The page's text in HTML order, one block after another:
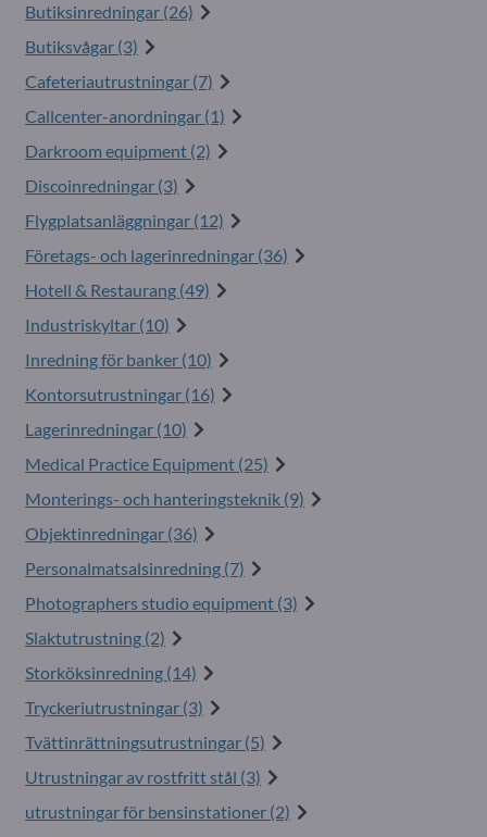
Butiksinredningar (26)
Butiksvågar (3)
Cafeteriautrustningar (7)
Callcenter-anordningar (1)
Darkroom equipment (2)
Discoinredningar (3)
Flygplatsanläggningar (12)
Företags- och lagerinredningar (36)
Hotell & Restaurang (49)
Industriskyltar (10)
Inredning för banker (10)
Kontorsutrustningar (16)
Lagerinredningar (10)
Medical Practice Equipment (25)
Monterings- och hanteringsteknik (9)
Objektinredningar (36)
Personalmatsalsinredning (7)
Photographers studio equipment (3)
Slaktutrustning (2)
Storköksinredning (14)
Tryckeriutrustningar (3)
Tvättinrättningsutrustningar (5)
Utrustningar av rostfritt stål (3)
utrustningar för bensinstationer (2)